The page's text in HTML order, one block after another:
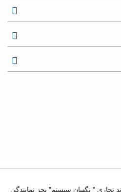
تجاری " نگهبان سیستم" بجز نمایندگی